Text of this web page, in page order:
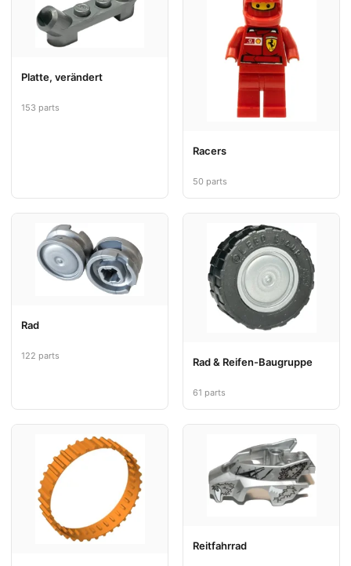
Platte, verändert
153 parts
Racers
50 parts
Rad
122 parts Rad & Reifen-Baugruppe
61 parts
Reitfahrrad